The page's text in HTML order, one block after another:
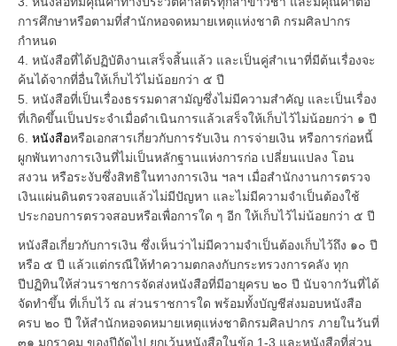
การศึกษาหรือตามที่สำนักหอจดหมายเหตุแห่งชาติ กรมศิลปากร
กำหนด
4. หนังสือที่ได้ปฏิบัติงานเสร็จสิ้นแล้ว และเป็นคู่สำเนาที่มีต้นเรื่องจะ
ค้นได้จากที่อื่นให้เก็บไว้ไม่น้อยกว่า ๕ ปี
5. หนังสือที่เป็นเรื่องธรรมดาสามัญซึ่งไม่มีความสำคัญ และเป็นเรื่อง
ที่เกิดขึ้นเป็นประจำเมื่อดำเนินการแล้วเสร็จให้เก็บไว้ไม่น้อยกว่า ๑ ปี
6. หนังสือหรือเอกสารเกี่ยวกับการรับเงิน การจ่ายเงิน หรือการก่อหนี้
ผูกพันทางการเงินที่ไม่เป็นหลักฐานแห่งการก่อ เปลี่ยนแปลง โอน
สงวน หรือระงับซึ่งสิทธิในทางการเงิน ฯลฯ เมื่อสำนักงานการตรวจ
เงินแผ่นดินตรวจสอบแล้วไม่มีปัญหา และไม่มีความจำเป็นต้องใช้
ประกอบการตรวจสอบหรือเพื่อการใด ๆ อีก ให้เก็บไว้ไม่น้อยกว่า ๕ ปี
หนังสือเกี่ยวกับการเงิน ซึ่งเห็นว่าไม่มีความจำเป็นต้องเก็บไว้ถึง ๑๐ ปี
หรือ ๕ ปี แล้วแต่กรณีให้ทำความตกลงกับกระทรวงการคลัง ทุก
ปีปฏิทินให้ส่วนราชการจัดส่งหนังสือที่มีอายุครบ ๒๐ ปี นับจากวันที่ได้
จัดทำขึ้น ที่เก็บไว้ ณ ส่วนราชการใด พร้อมทั้งบัญชีส่งมอบหนังสือ
ครบ ๒๐ ปี ให้สำนักหอจดหมายเหตุแห่งชาติกรมศิลปากร ภายในวันที่
๓๑ มกราคม ของปีถัดไป ยกเว้นหนังสือในข้อ 1-3 และหนังสือที่ส่วน